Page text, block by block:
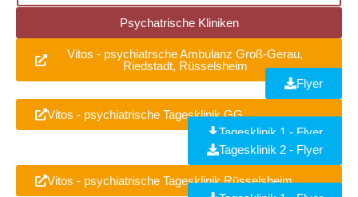
Psychatrische Kliniken
Vitos - psychiatrsche Ambulanz Groß-Gerau,
Riedstadt, Rüsselsheim
Flyer
Vitos - psychiatrische Tagesklinik GG
Tagesklinik 1 - Flyer
Tagesklinik 2 - Flyer
Vitos - psychiatrische Tagesklinik Rüsselsheim